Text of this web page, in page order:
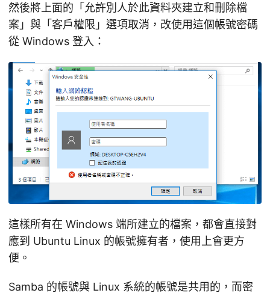
然後將上面的「允許別人於此資料夾建立和刪除檔
案」與「客戶權限」選項取消，改使用這個帳號密碼
從 Windows 登入：
這樣所有在 Windows 端所建立的檔案，都會直接對
應到 Ubuntu Linux 的帳號擁有者，使用上會更方
便。
Samba 的帳號與 Linux 系統的帳號是共用的，而密